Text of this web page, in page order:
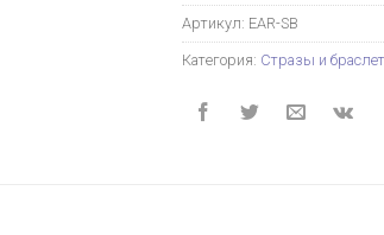
Артикул: EAR-SB
Категория: Стразы и